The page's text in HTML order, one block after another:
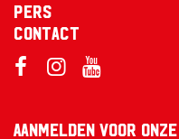
Pers
Contact
Aanmelden voor